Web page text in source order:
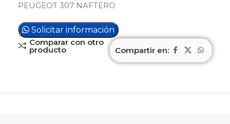
PEUGEOT 307 NAFTERO
Solicitar información
Comparar con otro
producto Compartir en: